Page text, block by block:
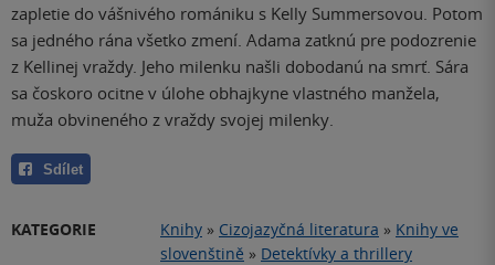
zapletie do vášnivého romániku s Kelly Summersovou. Potom
sa jedného rána všetko zmení. Adama zatknú pre podozrenie
z Kellinej vraždy. Jeho milenku našli dobodanú na smrť. Sára
sa čoskoro ocitne v úlohe obhajkyne vlastného manžela,
muža obvineného z vraždy svojej milenky
Sdílet
KATEGORIE Knihy » Cizojazyčná literatura » Knihy ve
slovenštině » Detektívky a thrillery